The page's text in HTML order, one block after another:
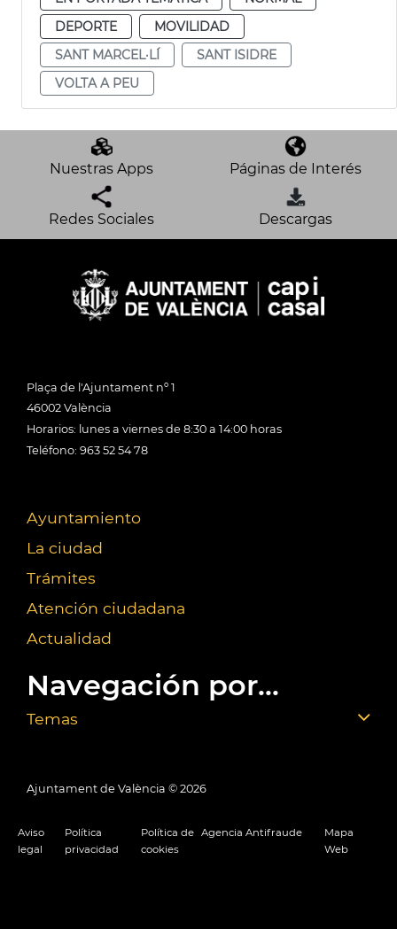
DEPORTE
MOVILIDAD
SANT MARCEL·LÍ
SANT ISIDRE
VOLTA A PEU
Nuestras Apps Páginas de Interés
Redes Sociales Descargas
Plaça de l'Ajuntament nº 1
46002 València
Horarios: lunes a viernes de 8:30 a 14:00 horas
Teléfono: 963 52 54 78
Ayuntamiento
La ciudad
Trámites
Atención ciudadana
Actualidad
Navegación por...
Temas
Ajuntament de València © 2026
Aviso
legal
Política
privacidad
Política de
cookies
Agencia Antifraude
Mapa
Web